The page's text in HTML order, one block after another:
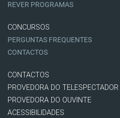
REVER PROGRAMAS
CONCURSOS
PERGUNTAS FREQUENTES
CONTACTOS
CONTACTOS
PROVEDORA DO TELESPECTADOR
PROVEDORA DO OUVINTE
ACESSIBILIDADES